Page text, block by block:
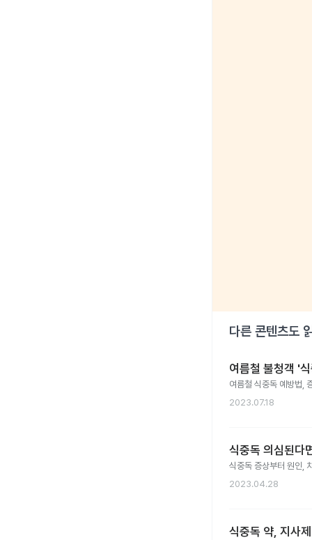
다른 콘텐츠도
여름철 불청객 '
여름철 식중독 예방법,
2023.07.18
식중독 의심된다
식중독 증상부터 원인,
2023.04.28
식중독 약, 지사